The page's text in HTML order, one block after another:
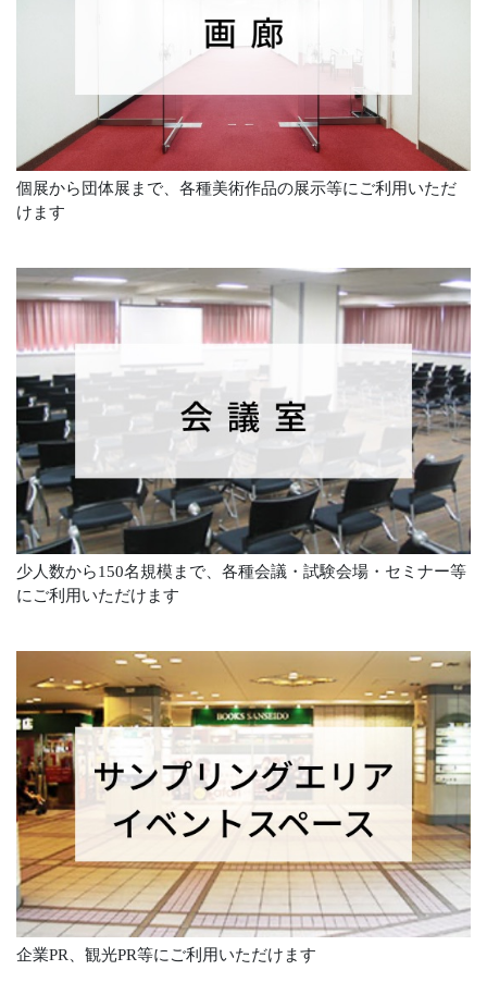
(公開日：2022年6月28日)
2022年7月1日より音楽・芸術活動支援の一環として 東京
都（生活文化スポーツ局）が支援するヘブンアーティス...
貸画廊予約状況のお知らせ
(公開日：2020年10月9日)
予約状況について、毎週月曜日に更新しておりますのでこ
ちらの「ご予約状況」をご覧ください。
個展から団体展まで、各種美術作品の展示等にご利用いただ
けます
少人数から150名規模まで、各種会議・試験会場・セミナー等
にご利用いただけます
企業PR、観光PR等にご利用いただけます